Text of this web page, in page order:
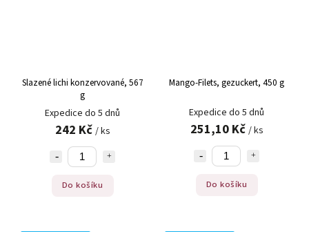
Slazené lichi konzervované, 567
g
Expedice do 5 dnů
242 Kč / ks
Do košíku
Mango-Filets, gezuckert, 450 g
Expedice do 5 dnů
251,10 Kč / ks
Do košíku